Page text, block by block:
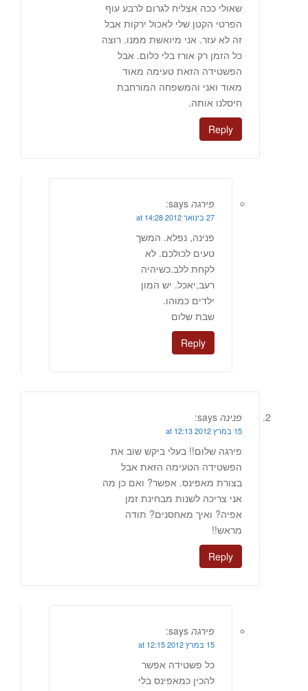
שאולי ככה אצליח לגרום לרבע עוף
הפרטי הקטן שלי לאכול ירקות אבל
זה לא עזר. אני מיואשת ממנו. רוצה
כל הזמן רק אורז בלי כלום. אבל
הפשטידה הזאת טעימה מאוד
מאוד ואני והמשפחה המורחבת
חיסלנו אותה.
Reply
פירגה says:
27 בינואר 2012 at 14:28
פנינה, נפלא. המשך
טעים לכולכם. לא
לקחת ללב.כשיהיה
רעב,יאכל. יש המון
ילדים כמוהו.
שבת שלום
Reply
פנינה says:
15 במרץ 2012 at 12:13
פירגה שלום!! בעלי ביקש שוב את
הפשטידה הטעימה הזאת אבל
בצורת מאפינס. אפשר? ואם כן מה
אני צריכה לשנות מבחינת זמן
אפיה? ואיך מאחסנים? תודה
מראש!!
Reply
פירגה says:
15 במרץ 2012 at 12:15
כל פשטידה אפשר
להכין כמאפינס בלי